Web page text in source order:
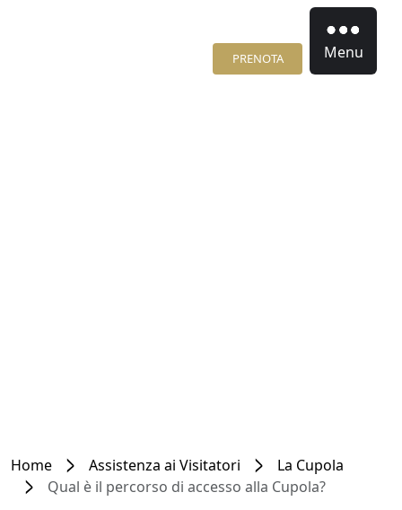
PRENOTA Menu
Home Assistenza ai Visitatori
La Cupola
Qual è il percorso di accesso alla Cupola?